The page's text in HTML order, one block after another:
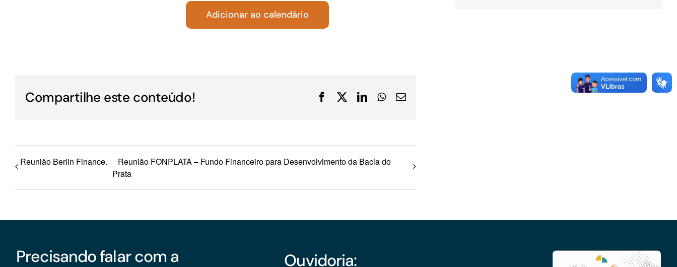
Repasse
Adicionar ao calendário
Compartilhe este conteúdo! FacebookLinkedInWhatsApp
E-
Reunião Berlin Finance.
Reunião FONPLATA – Fundo Financeiro para Desenvolvimento da Bacia do
Prata
Precisando falar com a
Ouvidoria: